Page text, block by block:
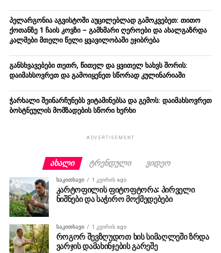
პელარგონია აგვისტოში აუცილებლად გამოკვებეთ: თითო
ქოთანზე 1 ჩაის კოვზი – გამხმარი ღეროები და ახალგაზრდა
კალმები მთელი წელი ყვავილობაში ეჯიბრება
განსხვავებები თეთრ, წითელ და ყვითელ ხახვს შორის:
დაიმახსოვრეთ და გამოიყენეთ სწორად კულინარიაში
ჭარხალი შეინარჩუნებს ვიტამინებსა და გემოს: დაიმახსოვრეთ
ბოსტნეულის მომზადების სწორი ხერხი
ADVERTISEMENT
ᲐᲮᲐᲚᲘ ᲢᲠᲔᲜᲓᲣᲚᲘ ᲕᲘᲓᲔᲝ
ᲡᲐᲙᲘᲗᲮᲐᲕᲘ 1 კვირის ago
კარტოფილის ფიტოფტორა: პირველი
ნიშნები და საჭირო მოქმედებები
ᲡᲐᲙᲘᲗᲮᲐᲕᲘ 1 კვირის ago
როგორ შევზღუდოთ ხის სიმაღლეში ზრდა
ვარჯის დამახინჯების გარეშე